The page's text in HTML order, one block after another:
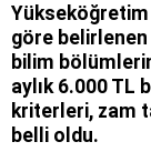
Yükseköğretim
göre
bilim
aylık 6.000 TL
kriterleri, zam
belli oldu.